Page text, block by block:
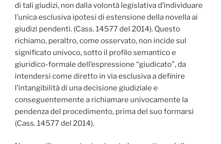
di tali giudizi, non dalla volontà legislativa d’individuare
l’unica esclusiva ipotesi di estensione della novella ai
giudizi pendenti. (Cass. 14577 del 2014). Questo
richiamo, peraltro, come osservato, non incide sul
significato univoco, sotto il profilo semantico e
giuridico-formale dell’espressione “giudicato”, da
intendersi come diretto in via esclusiva a definire
l’intangibilità di una decisione giudiziale e
conseguentemente a richiamare univocamente la
pendenza del procedimento, prima del suo formarsi
(Cass. 14577 del 2014).